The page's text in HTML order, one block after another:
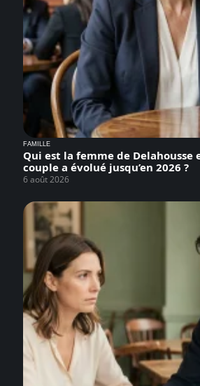
FAMILLE
Qui est la femme de
couple a évolué jusqu’en 2026 ?
6 août 2026